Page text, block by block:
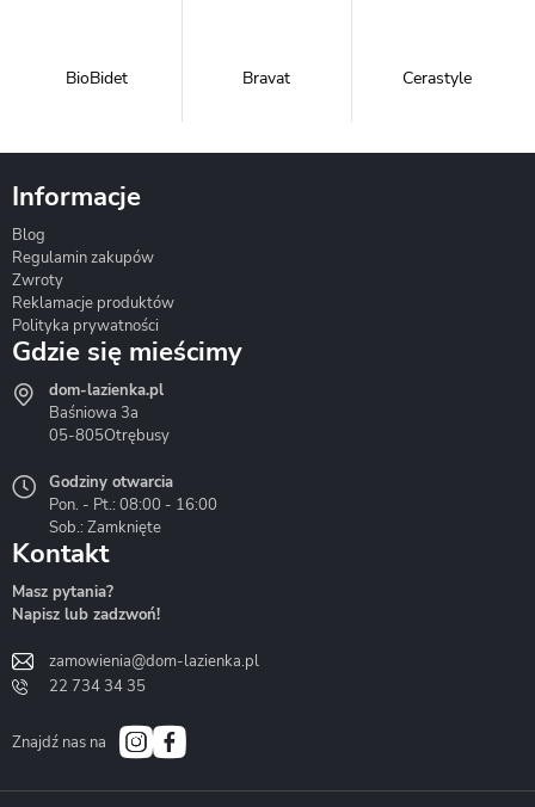
BioBidet Bravat Cerastyle
Hydrostop
Liveno
Bath&Spa
Informacje
Blog
Regulamin zakupów
Zwroty
Reklamacje produktów
Polityka prywatności
Gdzie się mieścimy
dom-lazienka.pl
Baśniowa 3a
05-805Otrębusy
Godziny otwarcia
Pon. - Pt.: 08:00 - 16:00
Sob.: Zamknięte
Kontakt
Masz pytania?
Napisz lub zadzwoń!
zamowienia@dom-lazienka.pl
22 734 34 35
Znajdź nas na